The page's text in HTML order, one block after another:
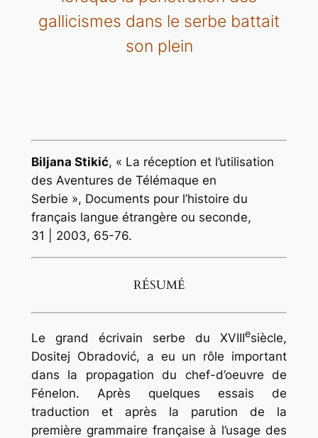
gallicismes dans le serbe battait
son plein
Biljana Stikić, « La réception et l’utilisation
des Aventures de Télémaque en
Serbie », Documents pour l’histoire du
français langue étrangère ou seconde,
31 | 2003, 65-76.
RÉSUMÉ
Le grand écrivain serbe du XVIIIesiècle,
Dositej Obradović, a eu un rôle important
dans la propagation du chef-d’oeuvre de
Fénelon. Après quelques essais de
traduction et après la parution de la
première grammaire française à l’usage des